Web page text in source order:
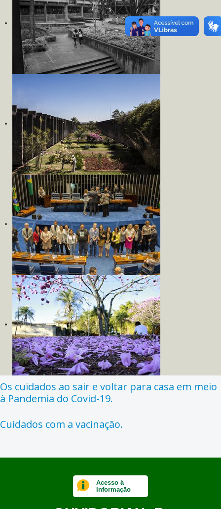
Os cuidados ao sair e voltar para casa em meio
à Pandemia do Covid-19.
Cuidados com a vacinação.
Acesso à
Informação